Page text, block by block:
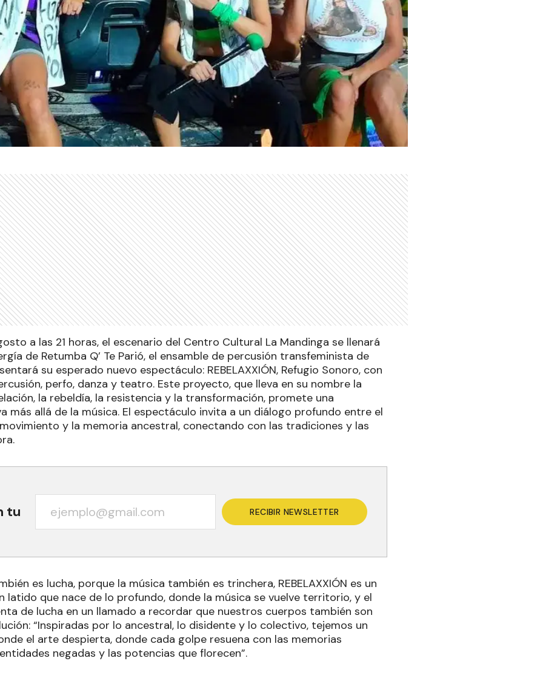
a las 21 horas, el escenario del Centro Cultural La Mandinga se llenará
de Retumba Q’ Te Parió, el ensamble de percusión transfeminista de
su esperado nuevo espectáculo: REBELAXXIÓN, Refugio Sonoro, con
perfo, danza y teatro. Este proyecto, que lleva en su nombre la
la rebeldía, la resistencia y la transformación, promete una
más allá de la música. El espectáculo invita a un diálogo profundo entre el
y la memoria ancestral, conectando con las tradiciones y las
tu RECIBIR NEWSLETTER
es lucha, porque la música también es trinchera, REBELAXXIÓN es un
latido que nace de lo profundo, donde la música se vuelve territorio, y el
de lucha en un llamado a recordar que nuestros cuerpos también son
“Inspiradas por lo ancestral, lo disidente y lo colectivo, tejemos un
el arte despierta, donde cada golpe resuena con las memorias
negadas y las potencias que florecen”.